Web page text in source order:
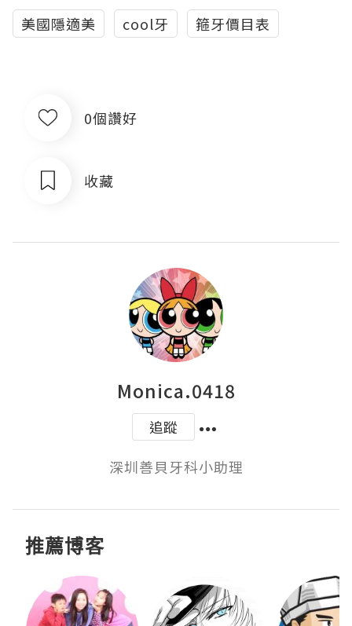
美國隱適美 cool牙 箍牙價目表
0個讚好
收藏
Monica.0418
追蹤
深圳善貝牙科小助理
推薦博客